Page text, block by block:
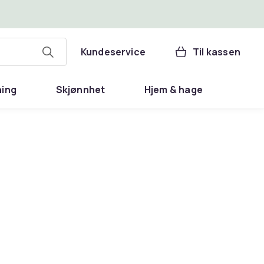
Kundeservice Til kassen
Skjønnhet Hjem & hage